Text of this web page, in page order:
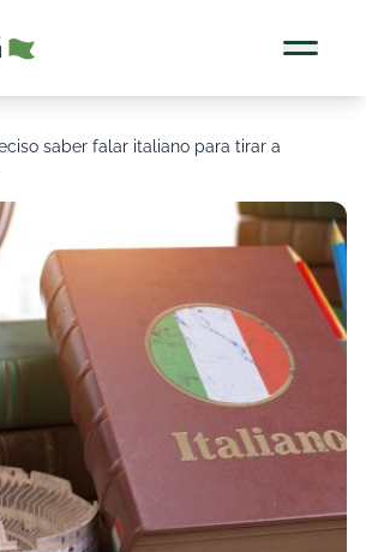
saber falar italiano para tirar a